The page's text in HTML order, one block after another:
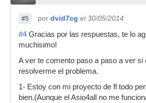
#5 por dvid7cg el 30/05/2014
#4 Gracias por las respuestas, te lo
muchisimo!
A ver te comento paso a paso a ver si
resolverme el problema.
1- Estoy con mi proyecto de fl todo
bien.(Aunque el Asio4all no me